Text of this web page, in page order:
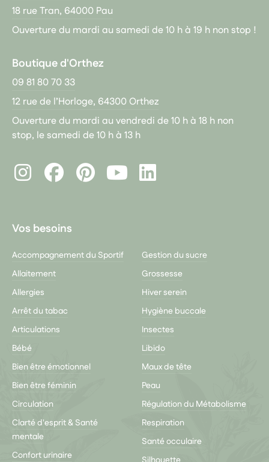
18 rue Tran, 64000 Pau
Ouverture du mardi au samedi de 10 h à 19 h non stop !
Boutique d'Orthez
09 81 80 70 33
12 rue de l’Horloge, 64300 Orthez
Ouverture du mardi au vendredi de 10 h à 18 h non
stop, le samedi de 10 h à 13 h
InstagramFacebookPinterest
LinkedIn
Vos besoins
Accompagnement du Sportif
Allaitement
Allergies
Arrêt du tabac
Articulations
Bébé
Bien être émotionnel
Bien être féminin
Circulation
Clarté d'esprit & Santé
mentale
Confort urinaire
Gestion du sucre
Grossesse
Hiver serein
Hygiène buccale
Insectes
Libido
Maux de tête
Peau
Régulation du Métabolisme
Respiration
Santé occulaire